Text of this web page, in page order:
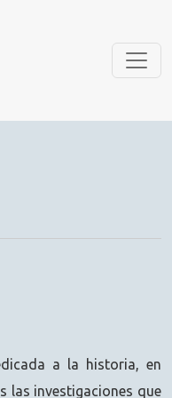
a la historia, en
las investigaciones que